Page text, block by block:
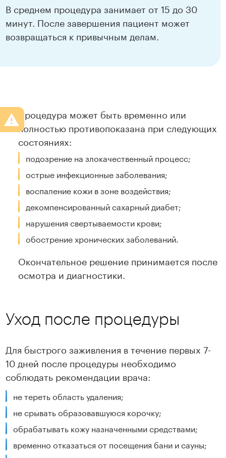
В среднем процедура занимает от 15 до 30
минут. После завершения пациент может
возвращаться к привычным делам.
Процедура может быть временно или
полностью противопоказана при следующих
состояниях:
подозрение на злокачественный процесс;
острые инфекционные заболевания;
воспаление кожи в зоне воздействия;
декомпенсированный сахарный диабет;
нарушения свертываемости крови;
обострение хронических заболеваний.
Окончательное решение принимается после
осмотра и диагностики.
Уход после процедуры
Для быстрого заживления в течение первых 7-
10 дней после процедуры необходимо
соблюдать рекомендации врача:
не тереть область удаления;
не срывать образовавшуюся корочку;
обрабатывать кожу назначенными средствами;
временно отказаться от посещения бани и сауны;